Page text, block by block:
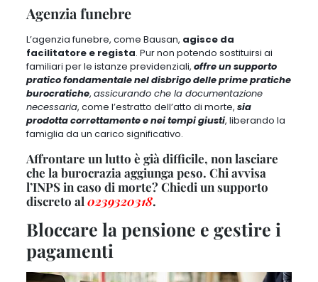
Agenzia funebre
L’agenzia funebre, come Bausan, agisce da
facilitatore e regista. Pur non potendo sostituirsi ai
familiari per le istanze previdenziali, offre un supporto
pratico fondamentale nel disbrigo delle prime pratiche
burocratiche, assicurando che la documentazione
necessaria, come l’estratto dell’atto di morte, sia
prodotta correttamente e nei tempi giusti, liberando la
famiglia da un carico significativo.
Affrontare un lutto è già difficile, non lasciare
che la burocrazia aggiunga peso. Chi avvisa
l’INPS in caso di morte? Chiedi un supporto
discreto al 0239320318.
Bloccare la pensione e gestire i
pagamenti